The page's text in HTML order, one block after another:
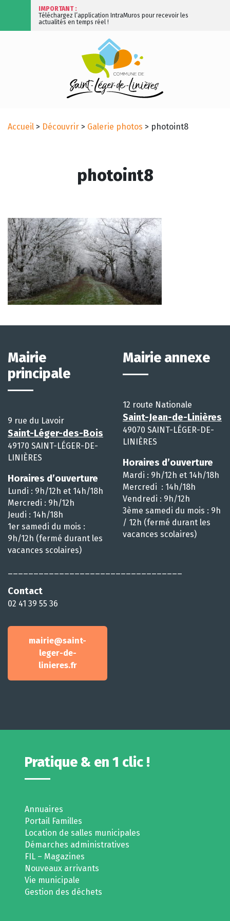
IMPORTANT :
Téléchargez l’application IntraMuros pour recevoir les
actualités en temps réel !
Accueil > Découvrir > Galerie photos > photoint8
photoint8
Mairie
principale
9 rue du Lavoir
Saint-Léger-des-Bois
49170 SAINT-LÉGER-DE-
LINIÈRES
Horaires d’ouverture
Lundi : 9h/12h et 14h/18h
Mercredi : 9h/12h
Jeudi : 14h/18h
1er samedi du mois :
9h/12h (fermé durant les
vacances scolaires)
Contact
02 41 39 55 36
mairie@saint-
leger-de-
linieres.fr
Mairie annexe
12 route Nationale
Saint-Jean-de-Linières
49070 SAINT-LÉGER-DE-
LINIÈRES
Horaires d’ouverture
Mardi : 9h/12h et 14h/18h
Mercredi : 14h/18h
Vendredi : 9h/12h
3ème samedi du mois : 9h
/ 12h (fermé durant les
vacances scolaires)
Pratique & en 1 clic !
Annuaires
Portail Familles
Location de salles municipales
Démarches administratives
FIL – Magazines
Nouveaux arrivants
Vie municipale
Gestion des déchets